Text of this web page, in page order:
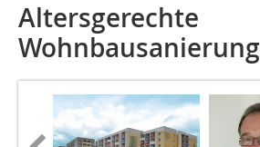
Altersgerechte
Wohnbausanierung